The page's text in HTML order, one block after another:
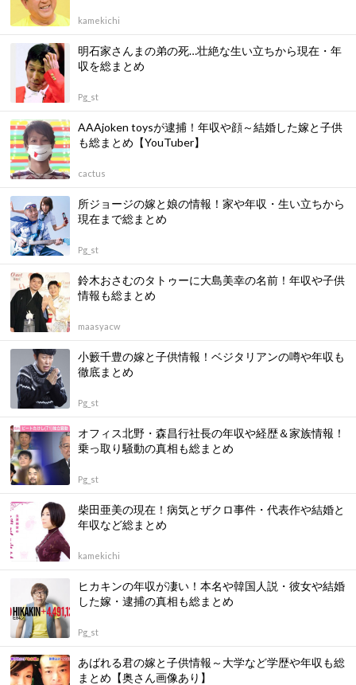
kamekichi
明石家さんまの弟の死…壮絶な生い立ちから現在・年
収を総まとめ
Pg_st
AAAjoken toysが逮捕！年収や顔～結婚した嫁と子供
も総まとめ【YouTuber】
cactus
所ジョージの嫁と娘の情報！家や年収・生い立ちから
現在まで総まとめ
Pg_st
鈴木おさむのタトゥーに大島美幸の名前！年収や子供
情報も総まとめ
maasyacw
小籔千豊の嫁と子供情報！ベジタリアンの噂や年収も
徹底まとめ
Pg_st
オフィス北野・森昌行社長の年収や経歴＆家族情報！
乗っ取り騒動の真相も総まとめ
Pg_st
柴田亜美の現在！病気とザクロ事件・代表作や結婚と
年収など総まとめ
kamekichi
ヒカキンの年収が凄い！本名や韓国人説・彼女や結婚
した嫁・逮捕の真相も総まとめ
Pg_st
あばれる君の嫁と子供情報～大学など学歴や年収も総
まとめ【奥さん画像あり】